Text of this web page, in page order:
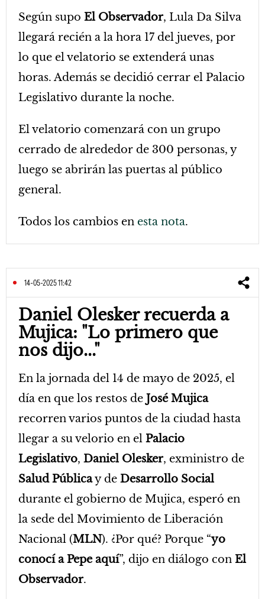
Según supo El Observador, Lula Da Silva
llegará recién a la hora 17 del jueves, por
lo que el velatorio se extenderá unas
horas. Además se decidió cerrar el Palacio
Legislativo durante la noche.
El velatorio comenzará con un grupo
cerrado de alrededor de 300 personas, y
luego se abrirán las puertas al público
general.
Todos los cambios en esta nota.
14-05-2025 11:42
Daniel Olesker recuerda a
Mujica: "Lo primero que
nos dijo..."
En la jornada del 14 de mayo de 2025, el
día en que los restos de José Mujica
recorren varios puntos de la ciudad hasta
llegar a su velorio en el Palacio
Legislativo, Daniel Olesker, exministro de
Salud Públicay de Desarrollo Social
durante el gobierno de Mujica, esperó en
la sede del Movimiento de Liberación
Nacional (MLN). ¿Por qué? Porque “yo
conocí a Pepe aquí”, dijo en diálogo con El
Observador.